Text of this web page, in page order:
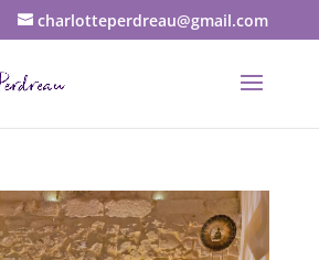
charlotteperdreau@gmail.com